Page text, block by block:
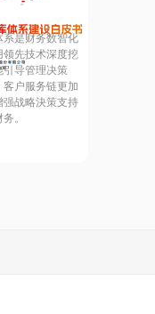
系是财务数智化
领先技术深度挖
引导管理决策
户服务链更加
强战略決策支持
。